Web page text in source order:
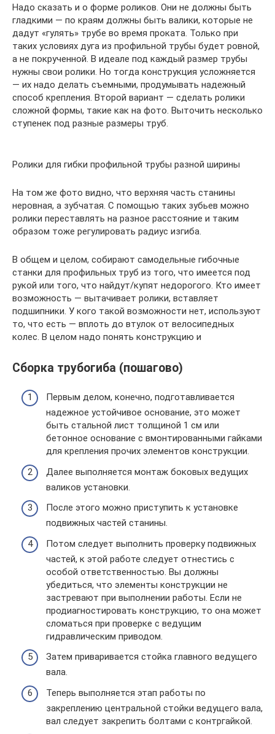
Надо сказать и о форме роликов. Они не должны быть
гладкими — по краям должны быть валики, которые не
дадут «гулять» трубе во время проката. Только при
таких условиях дуга из профильной трубы будет ровной,
а не покрученной. В идеале под каждый размер трубы
нужны свои ролики. Но тогда конструкция усложняется
— их надо делать съемными, продумывать надежный
способ крепления. Второй вариант — сделать ролики
сложной формы, такие как на фото. Выточить несколько
ступенек под разные размеры труб.
Ролики для гибки профильной трубы разной ширины
На том же фото видно, что верхняя часть станины
неровная, а зубчатая. С помощью таких зубьев можно
ролики переставлять на разное расстояние и таким
образом тоже регулировать радиус изгиба.
В общем и целом, собирают самодельные гибочные
станки для профильных труб из того, что имеется под
рукой или того, что найдут/купят недорогого. Кто имеет
возможность — вытачивает ролики, вставляет
подшипники. У кого такой возможности нет, используют
то, что есть — вплоть до втулок от велосипедных
колес. В целом надо понять конструкцию и
Сборка трубогиба (пошагово)
Первым делом, конечно, подготавливается
надежное устойчивое основание, это может
быть стальной лист толщиной 1 см или
бетонное основание с вмонтированными гайками
для крепления прочих элементов конструкции.
Далее выполняется монтаж боковых ведущих
валиков установки.
После этого можно приступить к установке
подвижных частей станины.
Потом следует выполнить проверку подвижных
частей, к этой работе следует отнестись с
особой ответственностью. Вы должны
убедиться, что элементы конструкции не
застревают при выполнении работы. Если не
продиагностировать конструкцию, то она может
сломаться при проверке с ведущим
гидравлическим приводом.
Затем приваривается стойка главного ведущего
вала.
Теперь выполняется этап работы по
закреплению центральной стойки ведущего вала,
вал следует закрепить болтами с контргайкой.